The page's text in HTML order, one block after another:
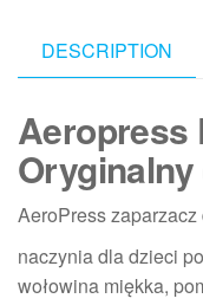
DESCRIPTION
Aeropress
Oryginalny
AeroPress
naczynia dla dzieci
wołowina miękka,